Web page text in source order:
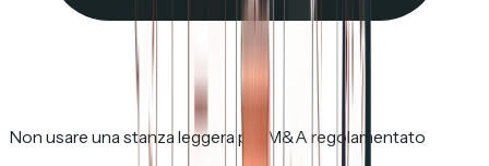
Non usare una stanza leggera per M&A regolamentato